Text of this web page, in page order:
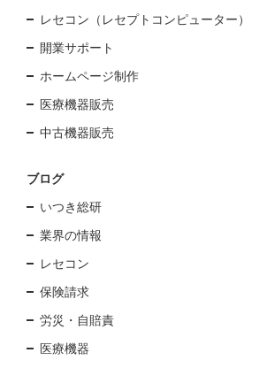
レセコン（レセプトコンピューター）
開業サポート
ホームページ制作
医療機器販売
中古機器販売
ブログ
いつき総研
業界の情報
レセコン
保険請求
労災・自賠責
医療機器